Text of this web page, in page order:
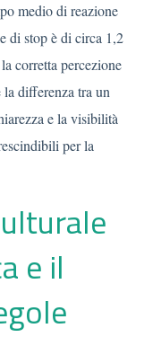
medio di reazione
di stop è di circa 1,2
corretta percezione
differenza tra un
e la visibilità
per la
e il